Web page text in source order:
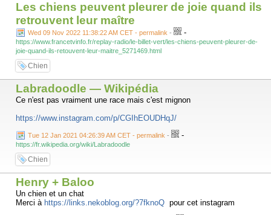
Les chiens peuvent pleurer de joie quand ils
retrouvent leur maître
Wed 09 Nov 2022 11:38:22 AM CET - permalink - -
https://www.francetvinfo.fr/replay-radio/le-billet-vert/les-chiens-peuvent-pleurer-de-
joie-quand-ils-retouvent-leur-maitre_5271469.html
Chien
Labradoodle — Wikipédia
Ce n'est pas vraiment une race mais c'est mignon
https://www.instagram.com/p/CGIhEOUDHqJ/
Tue 12 Jan 2021 04:26:39 AM CET - permalink - -
https://fr.wikipedia.org/wiki/Labradoodle
Chien
Henry + Baloo
Un chien et un chat
Merci à https://links.nekoblog.org/?7fknoQ pour cet instagram